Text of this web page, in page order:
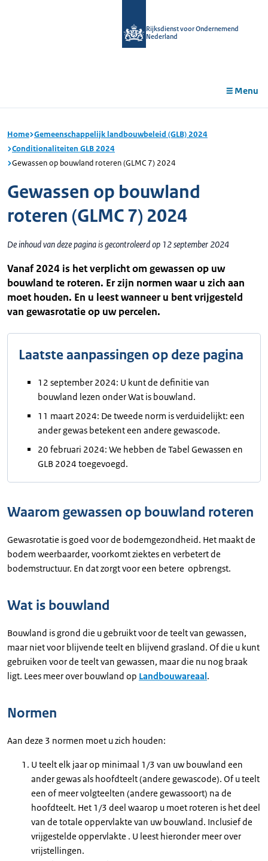
Rijksdienst voor Ondernemend
Nederland
Menu
Home Gemeenschappelijk landbouwbeleid (GLB) 2024
Conditionaliteiten GLB 2024
Gewassen op bouwland roteren (GLMC 7) 2024
Gewassen op bouwland
roteren (GLMC 7) 2024
De inhoud van deze pagina is gecontroleerd op 12 september 2024
Vanaf 2024 is het verplicht om gewassen op uw
bouwland te roteren. Er zijn normen waar u zich aan
moet houden. En u leest wanneer u bent vrijgesteld
van gewasrotatie op uw percelen.
Laatste aanpassingen op deze pagina
12 september 2024: U kunt de definitie van
bouwland lezen onder Wat is bouwland.
11 maart 2024: De tweede norm is verduidelijkt: een
ander gewas betekent een andere gewascode.
20 februari 2024: We hebben de Tabel Gewassen en
GLB 2024 toegevoegd.
Waarom gewassen op bouwland roteren
Gewasrotatie is goed voor de bodemgezondheid. Het maakt de
bodem weerbaarder, voorkomt ziektes en verbetert de
bodemstructuur. En dat zorgt voor een betere opbrengst.
Wat is bouwland
Bouwland is grond die u gebruikt voor de teelt van gewassen,
maar niet voor blijvende teelt en blijvend grasland. Of die u kunt
gebruiken voor de teelt van gewassen, maar die nu nog braak
ligt. Lees meer over bouwland op Landbouwareaal.
Normen
Aan deze 3 normen moet u zich houden:
U teelt elk jaar op minimaal 1/3 van uw bouwland een
ander gewas als hoofdteelt (andere gewascode). Of u teelt
een of meer volgteelten (andere gewassoort) na de
hoofdteelt. Het 1/3 deel waarop u moet roteren is het deel
van de totale oppervlakte van uw bouwland. Inclusief de
vrijgestelde oppervlakte . U leest hieronder meer over
vrijstellingen.